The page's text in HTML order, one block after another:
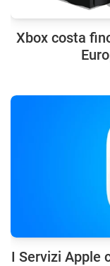
Xbox costa
I Servizi Apple